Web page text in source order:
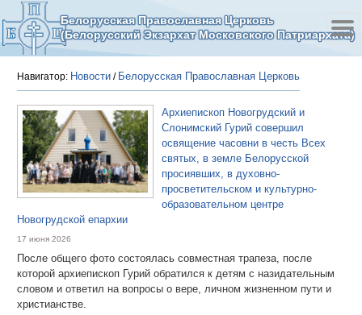
Белорусская Православная Церковь
(Белорусский Экзархат Московского Патриархата)
Навигатор: Новости / Белорусская Православная Церковь
Архиепископ Новогрудский и
Слонимский Гурий совершил
освящение часовни в честь Всех
святых, в земле Белорусской
просиявших, в духовно-
просветительском и культурно-
образовательном центре
Новогрудской епархии
17 июня 2026
После общего фото состоялась совместная трапеза, после
которой архиепископ Гурий обратился к детям с назидательным
словом и ответил на вопросы о вере, личном жизненном пути и
христианстве.